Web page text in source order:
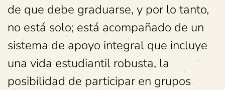
de que debe graduarse, y por lo tanto,
no está solo; está acompañado de un
sistema de apoyo integral que incluye
una vida estudiantil robusta, la
posibilidad de participar en grupos